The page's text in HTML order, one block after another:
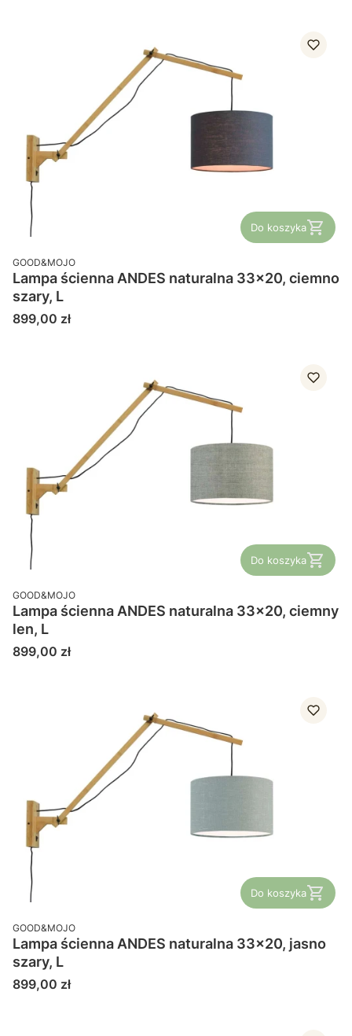
Do koszyka
PRODUCENT
GOOD&MOJO
Lampa ścienna ANDES naturalna 33x20, ciemno
szary, L
Cena
899,00 zł
Do koszyka
PRODUCENT
GOOD&MOJO
Lampa ścienna ANDES naturalna 33x20, ciemny
len, L
Cena
899,00 zł
Do koszyka
PRODUCENT
GOOD&MOJO
Lampa ścienna ANDES naturalna 33x20, jasno
szary, L
Cena
899,00 zł